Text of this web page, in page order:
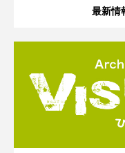
最新情